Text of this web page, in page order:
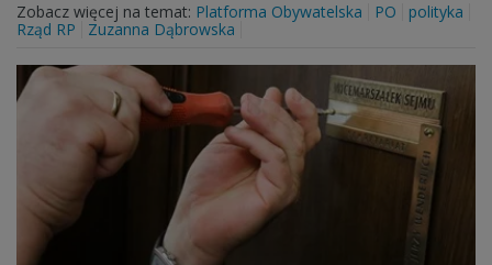
Zobacz więcej na temat: Platforma Obywatelska PO
polityka
Rząd RP
Zuzanna Dąbrowska